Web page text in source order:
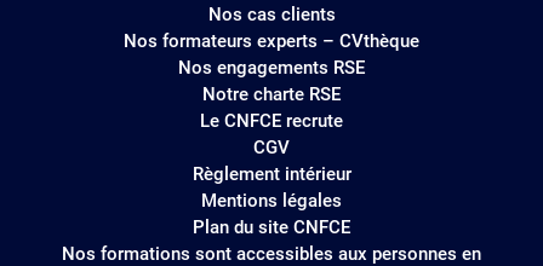
Nos cas clients
Nos formateurs experts – CVthèque
Nos engagements RSE
Notre charte RSE
Le CNFCE recrute
CGV
Règlement intérieur
Mentions légales
Plan du site CNFCE
Nos formations sont accessibles aux personnes en